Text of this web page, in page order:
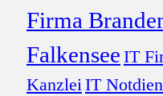
Firma
Falkensee IT
KanzleiIT